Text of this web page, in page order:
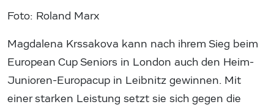
Foto: Roland Marx
Magdalena Krssakova kann nach ihrem Sieg beim
European Cup Seniors in London auch den Heim-
Junioren-Europacup in Leibnitz gewinnen. Mit
einer starken Leistung setzt sie sich gegen die